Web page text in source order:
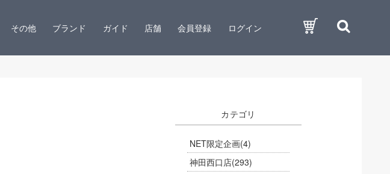
その他 ブランド ガイド 店舗 会員登録 ログイン
カテゴリ
NET限定企画(4)
神田西口店(293)